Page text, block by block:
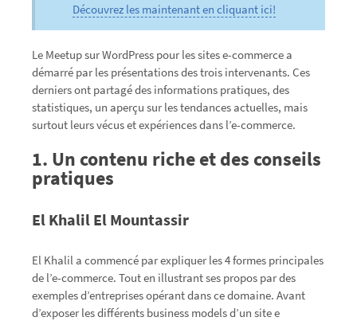
Découvrez les maintenant en cliquant ici!
Le Meetup sur WordPress pour les sites e-commerce a
démarré par les présentations des trois intervenants. Ces
derniers ont partagé des informations pratiques, des
statistiques, un aperçu sur les tendances actuelles, mais
surtout leurs vécus et expériences dans l’e-commerce.
1. Un contenu riche et des conseils
pratiques
El Khalil El Mountassir
El Khalil a commencé par expliquer les 4 formes principales
de l’e-commerce. Tout en illustrant ses propos par des
exemples d’entreprises opérant dans ce domaine. Avant
d’exposer les différents business models d’un site e